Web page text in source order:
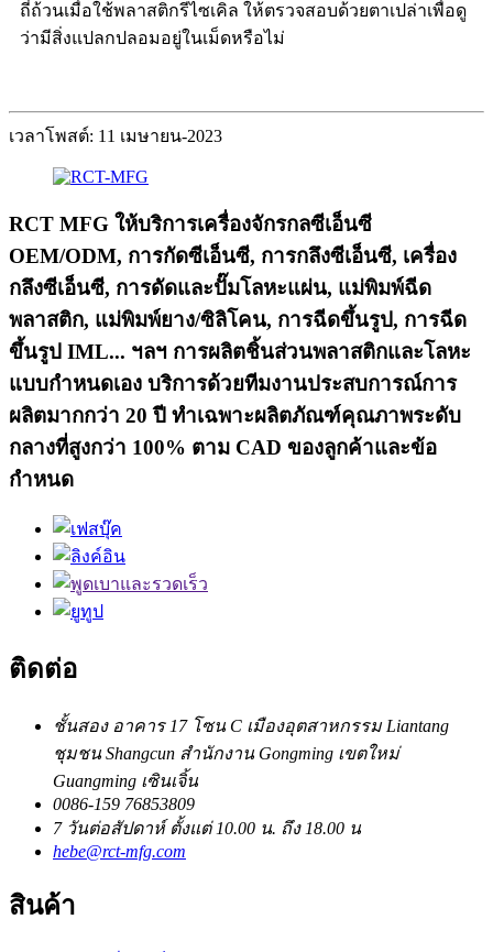
ถี่ถ้วนเมื่อใช้พลาสติกรีไซเคิล ให้ตรวจสอบด้วยตาเปล่าเพื่อดู
ว่ามีสิ่งแปลกปลอมอยู่ในเม็ดหรือไม่
เวลาโพสต์: 11 เมษายน-2023
RCT MFG ให้บริการเครื่องจักรกลซีเอ็นซี
OEM/ODM, การกัดซีเอ็นซี, การกลึงซีเอ็นซี, เครื่อง
กลึงซีเอ็นซี, การดัดและปั๊มโลหะแผ่น, แม่พิมพ์ฉีด
พลาสติก, แม่พิมพ์ยาง/ซิลิโคน, การฉีดขึ้นรูป, การฉีด
ขึ้นรูป IML... ฯลฯ การผลิตชิ้นส่วนพลาสติกและโลหะ
แบบกำหนดเอง บริการด้วยทีมงานประสบการณ์การ
ผลิตมากกว่า 20 ปี ทำเฉพาะผลิตภัณฑ์คุณภาพระดับ
กลางที่สูงกว่า 100% ตาม CAD ของลูกค้าและข้อ
กำหนด
ติดต่อ
ชั้นสอง อาคาร 17 โซน C เมืองอุตสาหกรรม Liantang
ชุมชน Shangcun สำนักงาน Gongming เขตใหม่
Guangming เซินเจิ้น
0086-159 76853809
7 วันต่อสัปดาห์ ตั้งแต่ 10.00 น. ถึง 18.00 น
hebe@rct-mfg.com
สินค้า